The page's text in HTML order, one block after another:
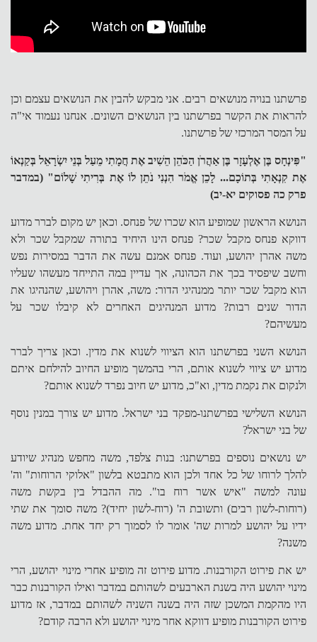
פרשתנו בנויה מנושאים רבים. אני מבקש להבין את הנושאים עצמם וכן
להראות את הקשר בפרשתנו בין הנושאים השונים. אנחנו נעמוד אי"ה
על המסר המרכזי של פרשתנו.
"פִּינְחָס בֶּן אֶלְעָזָר בֶּן אַהֲרֹן הַכֹּהֵן הֵשִׁיב אֶת חֲמָתִי מֵעַל בְּנֵי יִשְׂרָאֵל בְּקַנְאוֹ
אֶת קִנְאָתִי בְּתוֹכָם... לָכֵן אֱמֹר הִנְנִי נֹתֵן לוֹ אֶת בְּרִיתִי שָׁלוֹם" (במדבר
פרק כה פסוקים יא-יב)
הנושא הראשון שמופיע הוא שכרו של פנחס. וכאן יש מקום לברר מדוע
דווקא פנחס מקבל שכר? פנחס הינו היחיד בתורה שמקבל שכר ולא
משה אהרן יהושע, ועוד. פנחס אמנם עשה את הדבר במסירות נפש
וחשב שיפסיד בכך את הכהונה, אך עדיין במה התייחד מעשהו שעליו
הוא מקבל שכר יותר ממנהיגי הדור: משה, אהרן ויהושע, שהנהיגו את
הדור שנים רבות? מדוע המנהיגים האחרים לא קיבלו שכר על
מעשיהם?
הנושא השני בפרשתנו הוא הציווי לשנוא את מדין. וכאן צריך לברר
מדוע יש ציווי לשנוא אותם, הרי בהמשך מופיע החיוב להילחם איתם
ולנקום את נקמת מדין, וא"כ, מדוע יש חיוב נפרד לשנוא אותם?
הנושא השלישי בפרשתנו-מפקד בני ישראל. מדוע יש צורך במנין נוסף
של בני ישראל?
יש נושאים נוספים בפרשתנו: בנות צלפד, משה מחפש מנהיג שיודע
להלך לרוחו של כל אחד ולכן הוא מתבטא בלשון "אלוקי הרוחות" וה'
עונה למשה "איש אשר רוח בו". מה ההבדל בין בקשת משה
(רוחות-לשון רבים) ותשובת ה' (רוח-לשון יחיד)? משה סומך את שתי
ידיו על יהושע למרות שה' אומר לו לסמוך רק יחד אחת. מדוע משה
משנה?
יש את פירוט הקורבנות. מדוע פירוט זה מופיע אחרי מינוי יהושע, הרי
מינוי יהושע היה בשנת הארבעים לשהותם במדבר ואילו הקורבנות כבר
היו מהקמת המשכן שזה היה בשנה השניה לשהותם במדבר, אז מדוע
פירוט הקורבנות מופיע דווקא אחר מינוי יהושע ולא הרבה קודם?